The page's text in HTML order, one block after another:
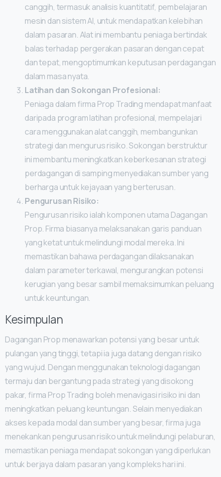
canggih, termasuk analisis kuantitatif, pembelajaran
mesin dan sistem AI, untuk mendapatkan kelebihan
dalam pasaran. Alat ini membantu peniaga bertindak
balas terhadap pergerakan pasaran dengan cepat
dan tepat, mengoptimumkan keputusan perdagangan
dalam masa nyata.
Latihan dan Sokongan Profesional:
Peniaga dalam firma Prop Trading mendapat manfaat
daripada program latihan profesional, mempelajari
cara menggunakan alat canggih, membangunkan
strategi dan mengurus risiko. Sokongan berstruktur
ini membantu meningkatkan keberkesanan strategi
perdagangan di samping menyediakan sumber yang
berharga untuk kejayaan yang berterusan.
Pengurusan Risiko:
Pengurusan risiko ialah komponen utama Dagangan
Prop. Firma biasanya melaksanakan garis panduan
yang ketat untuk melindungi modal mereka. Ini
memastikan bahawa perdagangan dilaksanakan
dalam parameter terkawal, mengurangkan potensi
kerugian yang besar sambil memaksimumkan peluang
untuk keuntungan.
Kesimpulan
Dagangan Prop menawarkan potensi yang besar untuk
pulangan yang tinggi, tetapi ia juga datang dengan risiko
yang wujud. Dengan menggunakan teknologi dagangan
termaju dan bergantung pada strategi yang disokong
pakar, firma Prop Trading boleh menavigasi risiko ini dan
meningkatkan peluang keuntungan. Selain menyediakan
akses kepada modal dan sumber yang besar, firma juga
menekankan pengurusan risiko untuk melindungi pelaburan,
memastikan peniaga mendapat sokongan yang diperlukan
untuk berjaya dalam pasaran yang kompleks hari ini.